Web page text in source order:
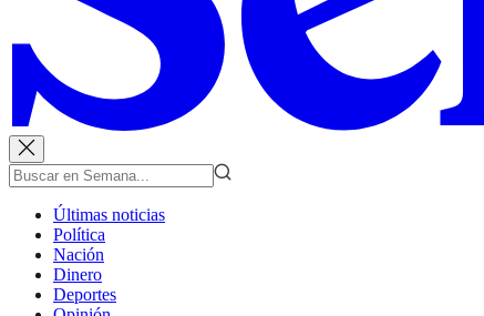
Últimas noticias
Política
Nación
Dinero
Deportes